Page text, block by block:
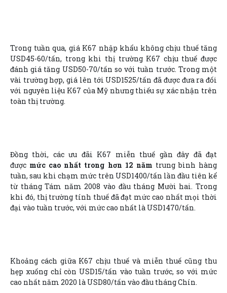
Trong tuần qua, giá K67 nhập khẩu không chịu thuế tăng
USD45-60/tấn, trong khi thị trường K67 chịu thuế được
đánh giá tăng USD50-70/tấn so với tuần trước. Trong một
vài trường hợp, giá lên tới USD1525/tấn đã được đưa ra đối
với nguyên liệu K67 của Mỹ nhưng thiếu sự xác nhận trên
toàn thị trường.
Đồng thời, các ưu đãi K67 miễn thuế gần đây đã đạt
được mức cao nhất trong hơn 12 năm trung bình hàng
tuần, sau khi chạm mức trên USD1400/tấn lần đầu tiên kể
từ tháng Tám năm 2008 vào đầu tháng Mười hai. Trong
khi đó, thị trường tính thuế đã đạt mức cao nhất mọi thời
đại vào tuần trước, với mức cao nhất là USD1470/tấn.
Khoảng cách giữa K67 chịu thuế và miễn thuế cũng thu
hẹp xuống chỉ còn USD15/tấn vào tuần trước, so với mức
cao nhất năm 2020 là USD80/tấn vào đầu tháng Chín.